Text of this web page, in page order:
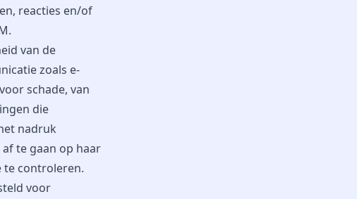
reacties en/of
van de
zoals e-
voor schade, van
die
nadruk
te gaan op haar
te controleren.
voor